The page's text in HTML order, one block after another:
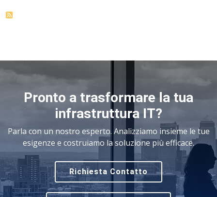
Pronto a trasformare la tua
infrastruttura IT?
Parla con un nostro esperto. Analizziamo insieme le tue
esigenze e costruiamo la soluzione più efficace.
Richiesta Contatto